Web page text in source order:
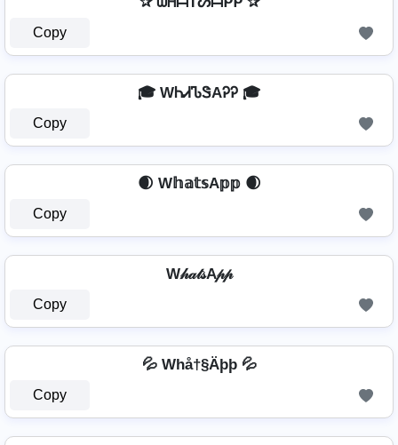
Copy
🎓 WᏂᏗᏖᏕAᎮᎮ 🎓
Copy
🌒 W𝕙𝕒𝕥𝕤A𝕡𝕡 🌒
Copy
W𝒽𝒶𝓉𝓈A𝓅𝓅
Copy
💦 Whå†§Äþþ 💦
Copy